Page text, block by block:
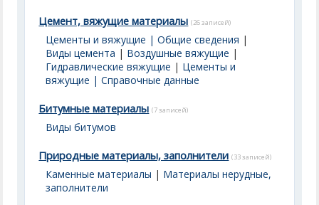
Цемент, вяжущие материалы (26 записей)
Цементы и вяжущие | Общие сведения |
Виды цемента | Воздушные вяжущие |
Гидравлические вяжущие | Цементы и
вяжущие | Справочные данные
Битумные материалы (7 записей)
Виды битумов
Природные материалы, заполнители (33 записей)
Каменные материалы | Материалы нерудные,
заполнители